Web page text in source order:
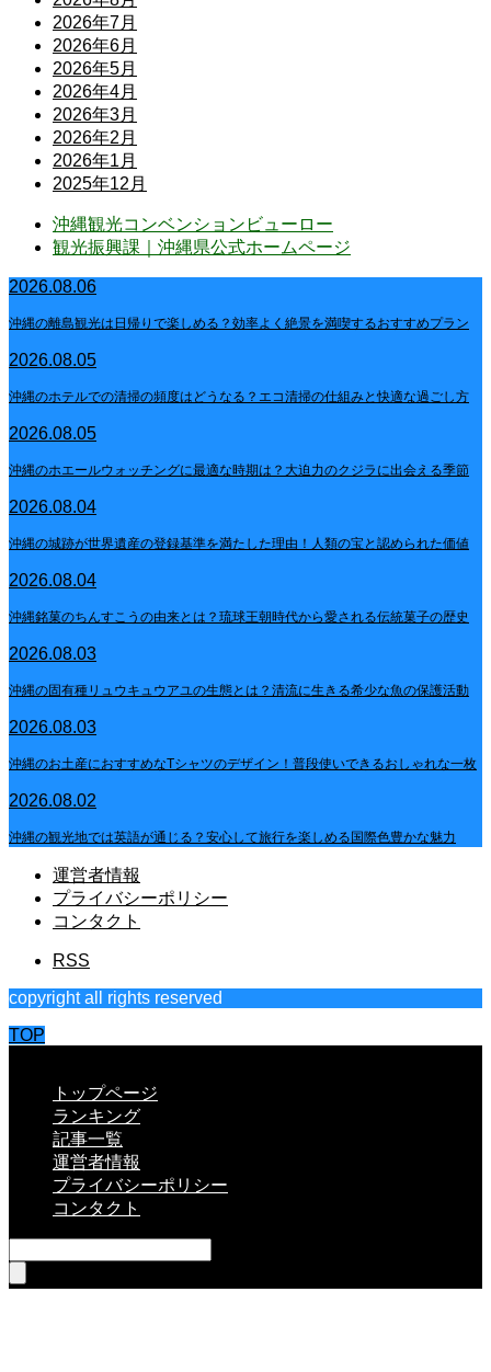
2026年7月
2026年6月
2026年5月
2026年4月
2026年3月
2026年2月
2026年1月
2025年12月
沖縄観光コンベンションビューロー
観光振興課｜沖縄県公式ホームページ
2026.08.06
沖縄の離島観光は日帰りで楽しめる？効率よく絶景を満喫するおすすめプラン
2026.08.05
沖縄のホテルでの清掃の頻度はどうなる？エコ清掃の仕組みと快適な過ごし方
2026.08.05
沖縄のホエールウォッチングに最適な時期は？大迫力のクジラに出会える季節
2026.08.04
沖縄の城跡が世界遺産の登録基準を満たした理由！人類の宝と認められた価値
2026.08.04
沖縄銘菓のちんすこうの由来とは？琉球王朝時代から愛される伝統菓子の歴史
2026.08.03
沖縄の固有種リュウキュウアユの生態とは？清流に生きる希少な魚の保護活動
2026.08.03
沖縄のお土産におすすめなTシャツのデザイン！普段使いできるおしゃれな一枚
2026.08.02
沖縄の観光地では英語が通じる？安心して旅行を楽しめる国際色豊かな魅力
運営者情報
プライバシーポリシー
コンタクト
RSS
copyright all rights reserved
TOP
トップページ
ランキング
記事一覧
運営者情報
プライバシーポリシー
コンタクト